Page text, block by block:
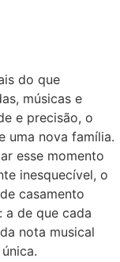
do que
músicas e
e precisão, o
uma nova família.
esse momento
inesquecível, o
casamento
a de que cada
nota musical